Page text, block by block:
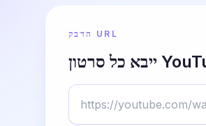
הדבק URL